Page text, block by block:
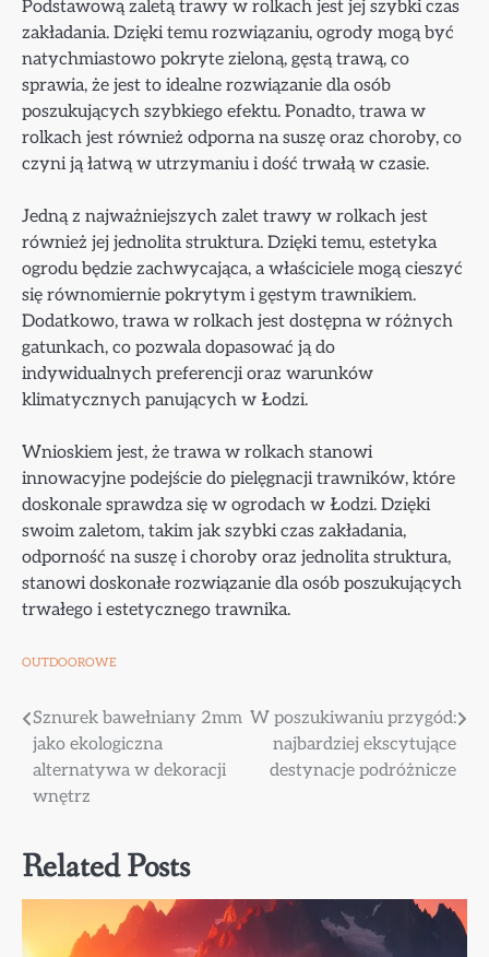
Podstawową zaletą trawy w rolkach jest jej szybki czas
zakładania. Dzięki temu rozwiązaniu, ogrody mogą być
natychmiastowo pokryte zieloną, gęstą trawą, co
sprawia, że jest to idealne rozwiązanie dla osób
poszukujących szybkiego efektu. Ponadto, trawa w
rolkach jest również odporna na suszę oraz choroby, co
czyni ją łatwą w utrzymaniu i dość trwałą w czasie.
Jedną z najważniejszych zalet trawy w rolkach jest
również jej jednolita struktura. Dzięki temu, estetyka
ogrodu będzie zachwycająca, a właściciele mogą cieszyć
się równomiernie pokrytym i gęstym trawnikiem.
Dodatkowo, trawa w rolkach jest dostępna w różnych
gatunkach, co pozwala dopasować ją do
indywidualnych preferencji oraz warunków
klimatycznych panujących w Łodzi.
Wnioskiem jest, że trawa w rolkach stanowi
innowacyjne podejście do pielęgnacji trawników, które
doskonale sprawdza się w ogrodach w Łodzi. Dzięki
swoim zaletom, takim jak szybki czas zakładania,
odporność na suszę i choroby oraz jednolita struktura,
stanowi doskonałe rozwiązanie dla osób poszukujących
trwałego i estetycznego trawnika.
OUTDOOROWE
Nawigacja
wpisu
Sznurek bawełniany 2mm
jako ekologiczna
alternatywa w dekoracji
wnętrz
W poszukiwaniu przygód:
najbardziej ekscytujące
destynacje podróżnicze
Related Posts